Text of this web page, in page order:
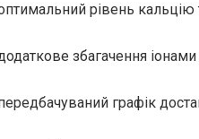
рівень кальцію
збагачення іонами
графік